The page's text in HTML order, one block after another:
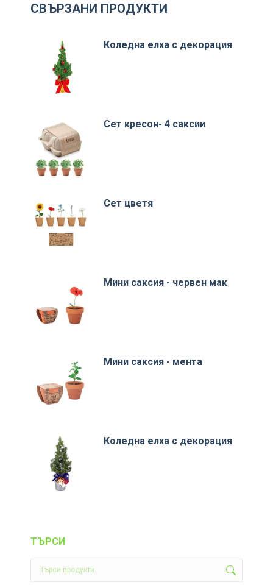
СВЪРЗАНИ ПРОДУКТИ
Коледна елха с декорация
Сет кресон- 4 саксии
Сет цветя
Мини саксия - червен мак
Мини саксия - мента
Коледна елха с декорация
ТЪРСИ